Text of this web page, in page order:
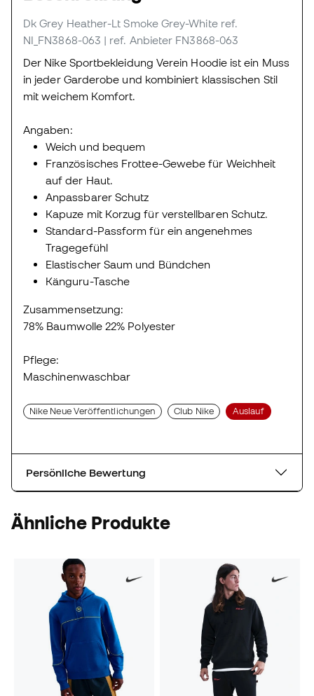
Dk Grey Heather-Lt Smoke Grey-White ref.
NI_FN3868-063 | ref. Anbieter FN3868-063
Der Nike Sportbekleidung Verein Hoodie ist ein Muss
in jeder Garderobe und kombiniert klassischen Stil
mit weichem Komfort.
Angaben:
Weich und bequem
Französisches Frottee-Gewebe für Weichheit
auf der Haut.
Anpassbarer Schutz
Kapuze mit Korzug für verstellbaren Schutz.
Standard-Passform für ein angenehmes
Tragegefühl
Elastischer Saum und Bündchen
Känguru-Tasche
Zusammensetzung:
78% Baumwolle 22% Polyester
Pflege:
Maschinenwaschbar
Nike Neue Veröffentlichungen Club Nike Auslauf
Persönliche Bewertung
Ähnliche Produkte